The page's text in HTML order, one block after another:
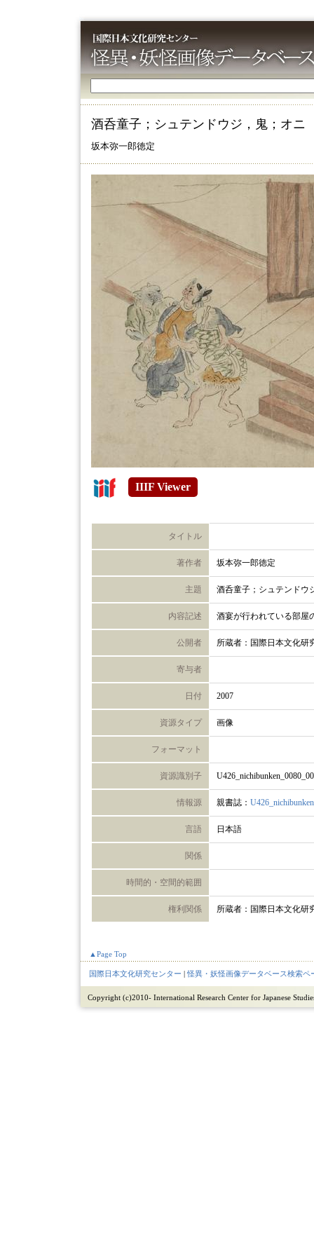
酒呑童子；シュテンドウジ，鬼；オニ
坂本弥一郎徳定
IIIF Viewer
タイトル
著作者 坂本弥一郎徳定
主題 酒呑童子；シュテンドウ
内容記述 酒宴が行われている部屋
公開者 所蔵者：国際日本文化研
寄与者
日付 2007
資源タイプ 画像
フォーマット
資源識別子
情報源 親書誌：
言語 日本語
関係
時間的・空間的範囲
権利関係 所蔵者：国際日本文化研
▲Page Top
国際日本文化研究センター |怪異・妖怪画像データベース検索ペ
Copyright (c)2010- International Research Center for Japanese